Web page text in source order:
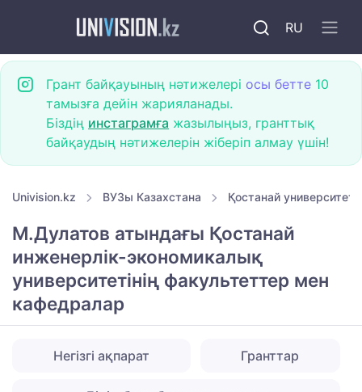
RU
Грант байқауының нәтижелері осы бетте 10
тамызға дейін жарияланады.
Біздің инстаграмға жазылыңыз, гранттық
байқаудың нәтижелерін жіберіп алмау үшін!
Univision.kz ВУЗы Казахстана Қостанай
М.Дулатов атындағы Қостанай
инженерлік-экономикалық
университетінің факультеттер мен
кафедралар
Негізгі ақпарат Гранттар